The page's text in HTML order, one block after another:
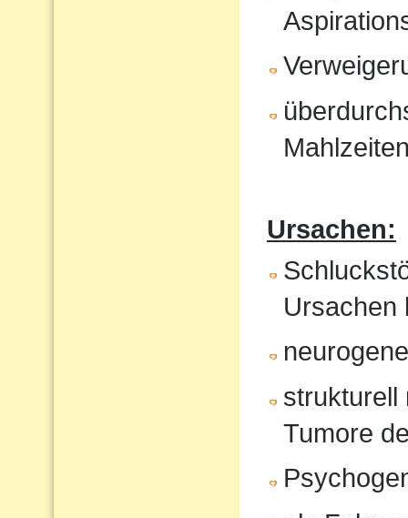
Ursachen:
Ursachen
strukturell
Tumore